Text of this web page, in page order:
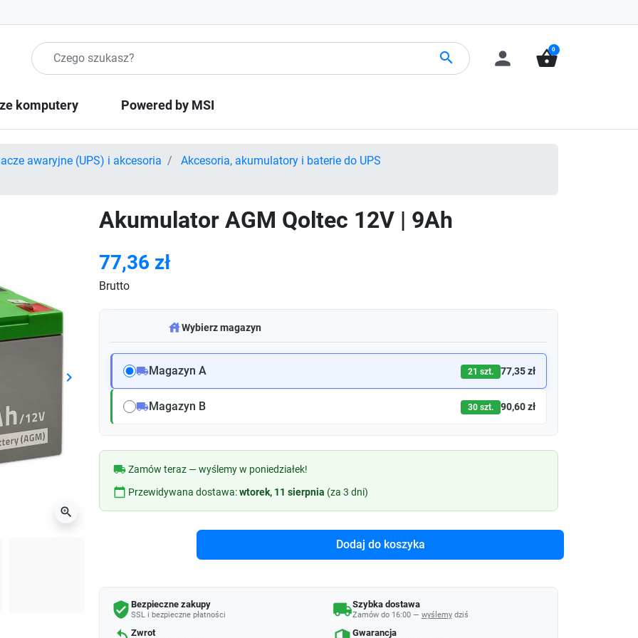
Szukaj produktow search person shopping_basket
0
komputery Powered by MSI
awaryjne (UPS) i akcesoria
Akcesoria, akumulatory i baterie do UPS
Następny
keyboard_arrow_right
zoom_in
Akumulator AGM Qoltec 12V | 9Ah
77,36 zł
Brutto
warehouseWybierz magazyn
local_shippingMagazyn A 21 szt. 77,35 zł
local_shippingMagazyn B 30 szt. 90,60 zł
local_shippingZamów teraz — wyślemy w poniedziałek!
calendar_today Przewidywana dostawa:wtorek, 11 sierpnia (za 3 dni)
Dodaj do koszyka
verified_user Bezpieczne zakupy
SSL i bezpieczne płatności local_shippingSzybka dostawa
Zamów do 16:00 — wyślemydziś
Zwrot Gwarancja